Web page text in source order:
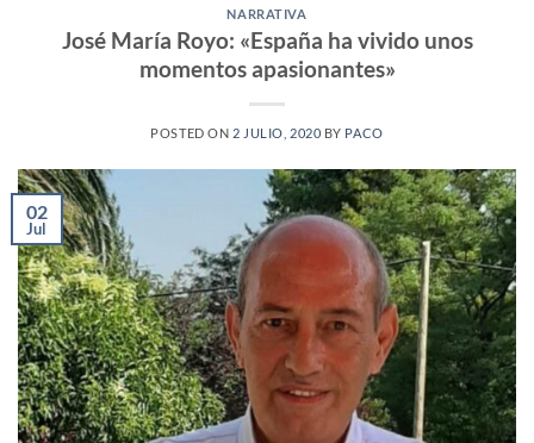
NARRATIVA
José María Royo: «España ha vivido unos
momentos apasionantes»
POSTED ON 2 JULIO, 2020 BY PACO
02
Jul